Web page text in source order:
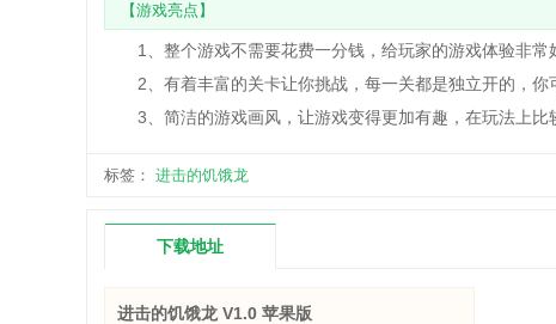
【游戏亮点】
1、整个游戏不需要花费一分钱，给玩家的游戏体验非常
2、有着丰富的关卡让你挑战，每一关都是独立开的，你
3、简洁的游戏画风，让游戏变得更加有趣，在玩法上比
标签： 进击的饥饿龙
下载地址
进击的饥饿龙 V1.0 苹果版